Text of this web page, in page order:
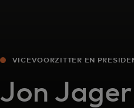
VICEVOORZITTER EN
Jon Jager